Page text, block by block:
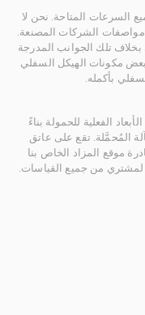
السرعات المتاحة. نحن لا
الشركات المصنعة.
تلك الجوانب المدرجة
مكونات الهيكل السفلي
بأكمله.
الفعلية للحمولة بناءً
المُحمَّلة. تقع على عاتق
موقع المزاد الخاص بنا
من جميع القياسات.